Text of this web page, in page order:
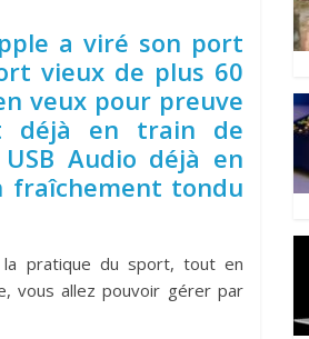
a viré son port
vieux de plus 60
veux pour preuve
déjà en train de
Audio déjà en
fraîchement tondu
pratique du sport, tout en
vous allez pouvoir gérer par